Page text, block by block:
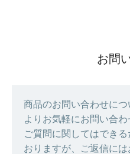
お問
商品のお問い合わせに
よりお気軽にお問い合わ
ご質問に関してはでき
おりますが、ご返信に